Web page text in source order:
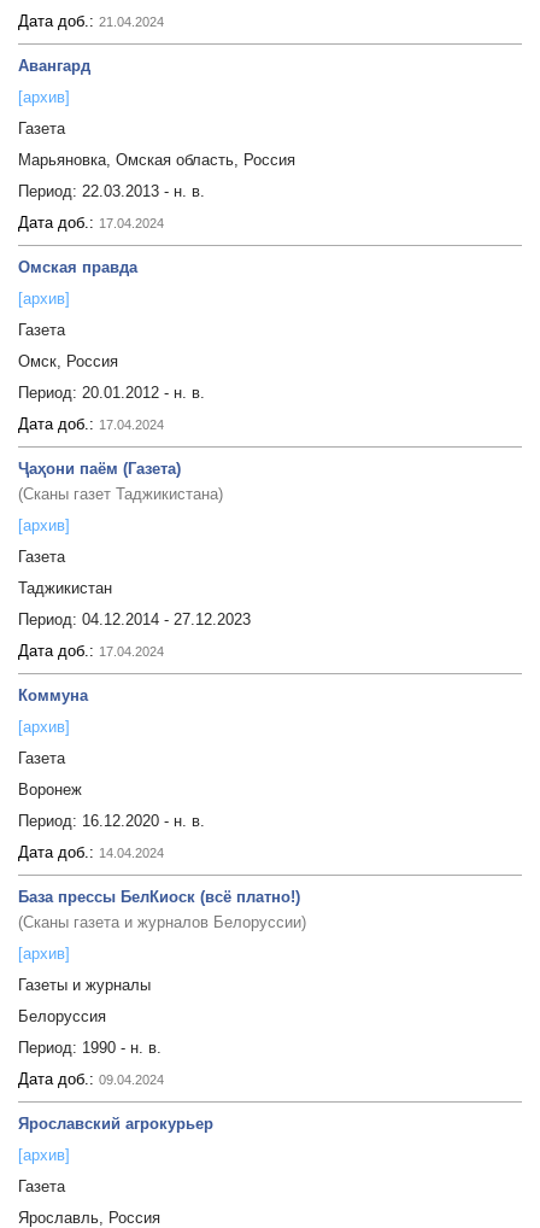
Дата доб.: 21.04.2024
Авангард
[архив]
Газета
Марьяновка, Омская область, Россия
Период: 22.03.2013 - н. в.
Дата доб.: 17.04.2024
Омская правда
[архив]
Газета
Омск, Россия
Период: 20.01.2012 - н. в.
Дата доб.: 17.04.2024
Ҷаҳони паём (Газета)
(Сканы газет Таджикистана)
[архив]
Газета
Таджикистан
Период: 04.12.2014 - 27.12.2023
Дата доб.: 17.04.2024
Коммуна
[архив]
Газета
Воронеж
Период: 16.12.2020 - н. в.
Дата доб.: 14.04.2024
База прессы БелКиоск (всё платно!)
(Сканы газета и журналов Белоруссии)
[архив]
Газеты и журналы
Белоруссия
Период: 1990 - н. в.
Дата доб.: 09.04.2024
Ярославский агрокурьер
[архив]
Газета
Ярославль, Россия